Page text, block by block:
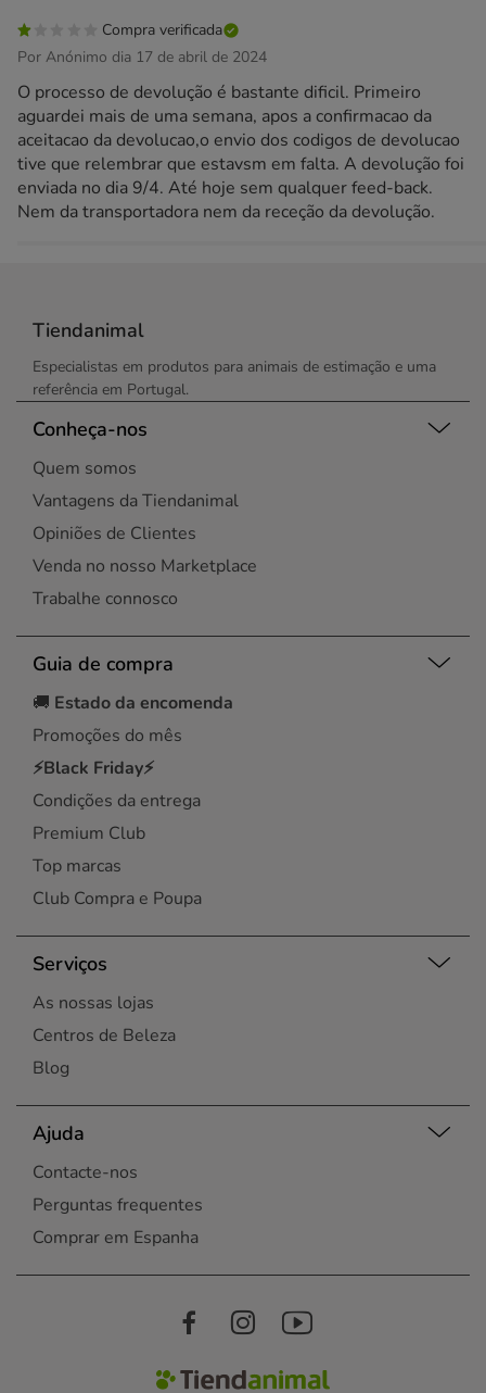
Compra verificada
Por Anónimo dia 17 de abril de 2024
O processo de devolução é bastante dificil. Primeiro
aguardei mais de uma semana, apos a confirmacao da
aceitacao da devolucao,o envio dos codigos de devolucao
tive que relembrar que estavsm em falta. A devolução foi
enviada no dia 9/4. Até hoje sem qualquer feed-back.
Nem da transportadora nem da receção da devolução.
Tiendanimal
Especialistas em produtos para animais de estimação e uma
referência em Portugal.
Conheça-nos
Quem somos
Vantagens da Tiendanimal
Opiniões de Clientes
Venda no nosso Marketplace
Trabalhe connosco
Guia de compra
🚚 Estado da encomenda
Promoções do mês
⚡Black Friday⚡
Condições da entrega
Premium Club
Top marcas
Club Compra e Poupa
Serviços
As nossas lojas
Centros de Beleza
Blog
Ajuda
Contacte-nos
Perguntas frequentes
Comprar em Espanha